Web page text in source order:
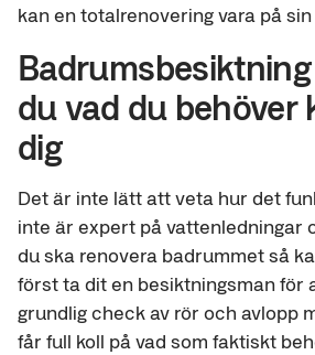
kan en totalrenovering vara på
du vad du behöver
dig
Det är inte lätt att veta hur det
inte är expert på vattenledningar
du ska renovera badrummet så
först ta dit en besiktningsman för
grundlig check av rör och avlopp
får full koll på vad som faktiskt